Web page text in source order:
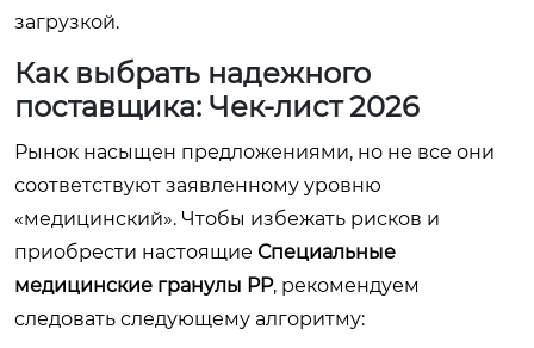
загрузкой.
Как выбрать надежного
поставщика: Чек-лист 2026
Рынок насыщен предложениями, но не все они
соответствуют заявленному уровню
«медицинский». Чтобы избежать рисков и
приобрести настоящие Специальные
медицинские гранулы PP, рекомендуем
следовать следующему алгоритму: